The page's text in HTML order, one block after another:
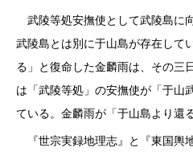
武陵等処安撫使として武陵島に
武陵島とは別に于山島が存在して
る」と復命した金麟雨は、その三
は「武陵等処」の安撫使が「于山
ている。金麟雨が「于山島より還
『世宗実録地理志』と『東国輿